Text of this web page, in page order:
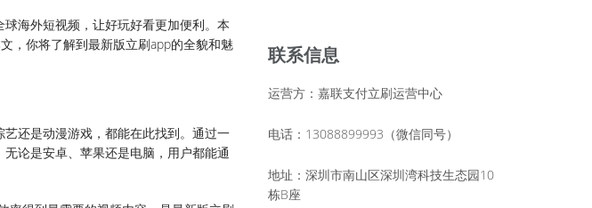
海外短视频，让好玩好看更加便利。本
，你将了解到最新版立刷app的全貌和魅
还是动漫游戏，都能在此找到。通过一
论是安卓、苹果还是电脑，用户都能通
联系信息
运营方：嘉联支付立刷运营中心
电话：13088899993（微信同号）
地址：深圳市南山区深圳湾科技生态园10
栋B座